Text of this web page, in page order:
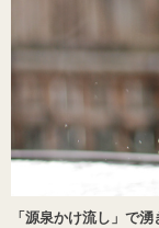
「源泉かけ流し」で